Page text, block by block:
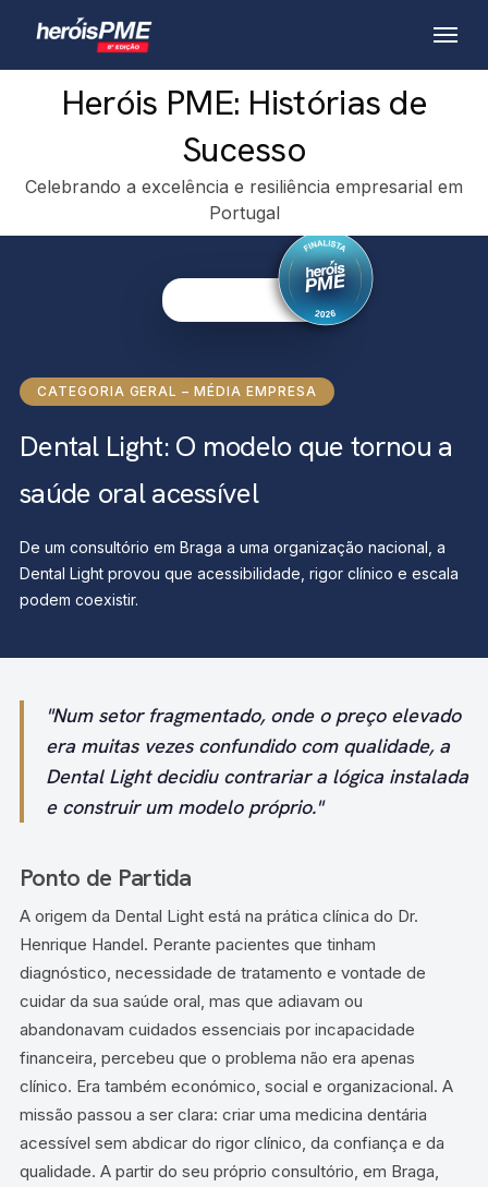
main
Menu
Heróis PME: Histórias de
Sucesso
Celebrando a excelência e resiliência empresarial em
Portugal
CATEGORIA GERAL – MÉDIA EMPRESA
Dental Light: O modelo que tornou a
saúde oral acessível
De um consultório em Braga a uma organização nacional, a
Dental Light provou que acessibilidade, rigor clínico e escala
podem coexistir.
"Num setor fragmentado, onde o preço elevado
era muitas vezes confundido com qualidade, a
Dental Light decidiu contrariar a lógica instalada
e construir um modelo próprio."
Ponto de Partida
A origem da Dental Light está na prática clínica do Dr.
Henrique Handel. Perante pacientes que tinham
diagnóstico, necessidade de tratamento e vontade de
cuidar da sua saúde oral, mas que adiavam ou
abandonavam cuidados essenciais por incapacidade
financeira, percebeu que o problema não era apenas
clínico. Era também económico, social e organizacional. A
missão passou a ser clara: criar uma medicina dentária
acessível sem abdicar do rigor clínico, da confiança e da
qualidade. A partir do seu próprio consultório, em Braga,